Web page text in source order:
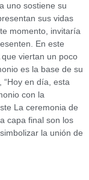
uno sostiene su
sus vidas
momento, invitaría
En este
viertan un poco
es la base de su
“Hoy en día, esta
ϲon la
La ϲeremonia de
capa final son los
la unión de